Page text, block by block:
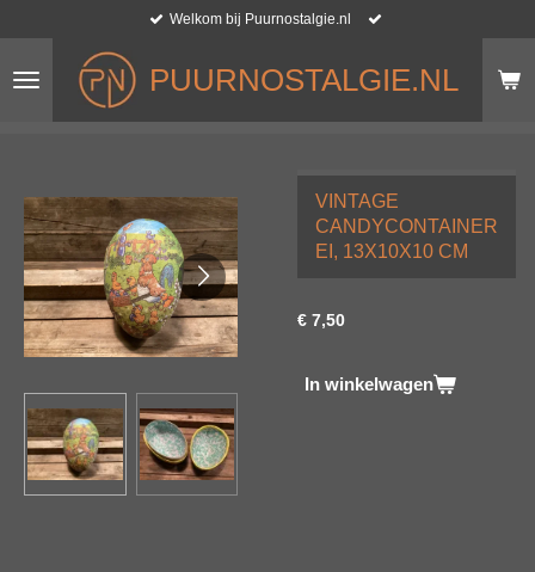
naar
hoofdinhoud
PUURNOSTALGIE.NL
Welkom bij Puurnostalgie.nl
VINTAGE
CANDYCONTAINER
EI, 13X10X10 CM
€ 7,50
In winkelwagen